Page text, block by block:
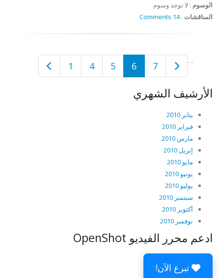
الوسوم : لا توجد وسوم
المناقشات :
14 Comments
1 …
4 5 6 7
الأرشيف الشهري
يناير 2010
فبراير 2010
مارس 2010
إبريل 2010
مايو 2010
يونيو 2010
يوليو 2010
سبتمبر 2010
أكتوبر 2010
نوفمبر 2010
ادعم محرر الفيديو OpenShot
تبرع الآن!